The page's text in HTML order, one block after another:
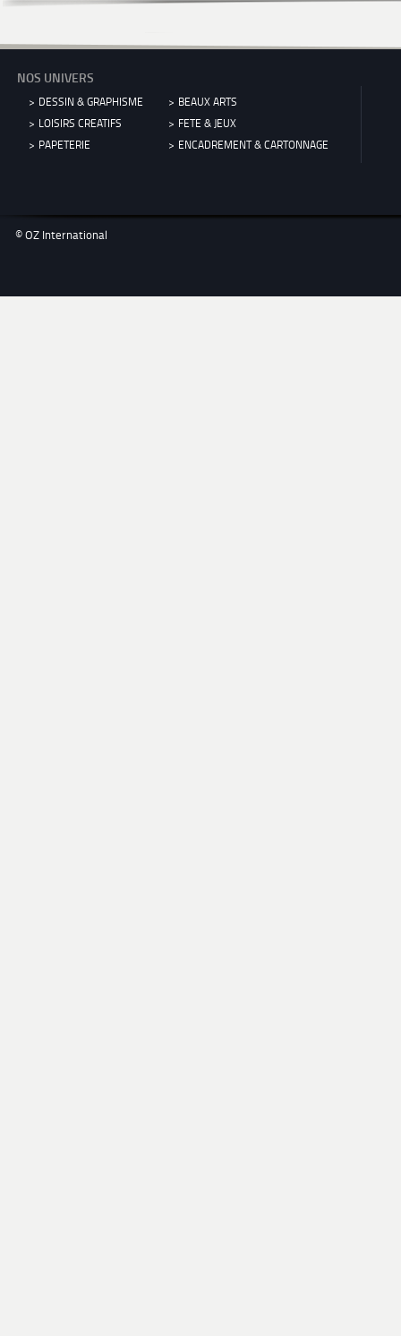
NOS UNIVERS
DESSIN & GRAPHISME
BEAUX ARTS
LOISIRS CREATIFS
FETE & JEUX
PAPETERIE
ENCADREMENT & CARTONNAGE
© OZ International